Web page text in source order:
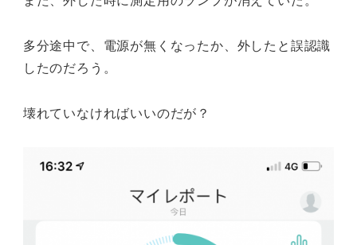
多分途中で、電源が無くなったか、外したと誤認識
したのだろう。
壊れていなければいいのだが？